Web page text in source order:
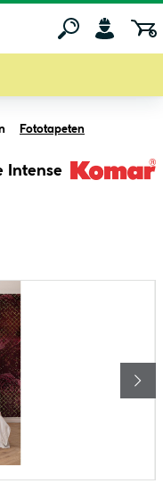
Fototapeten
Intense